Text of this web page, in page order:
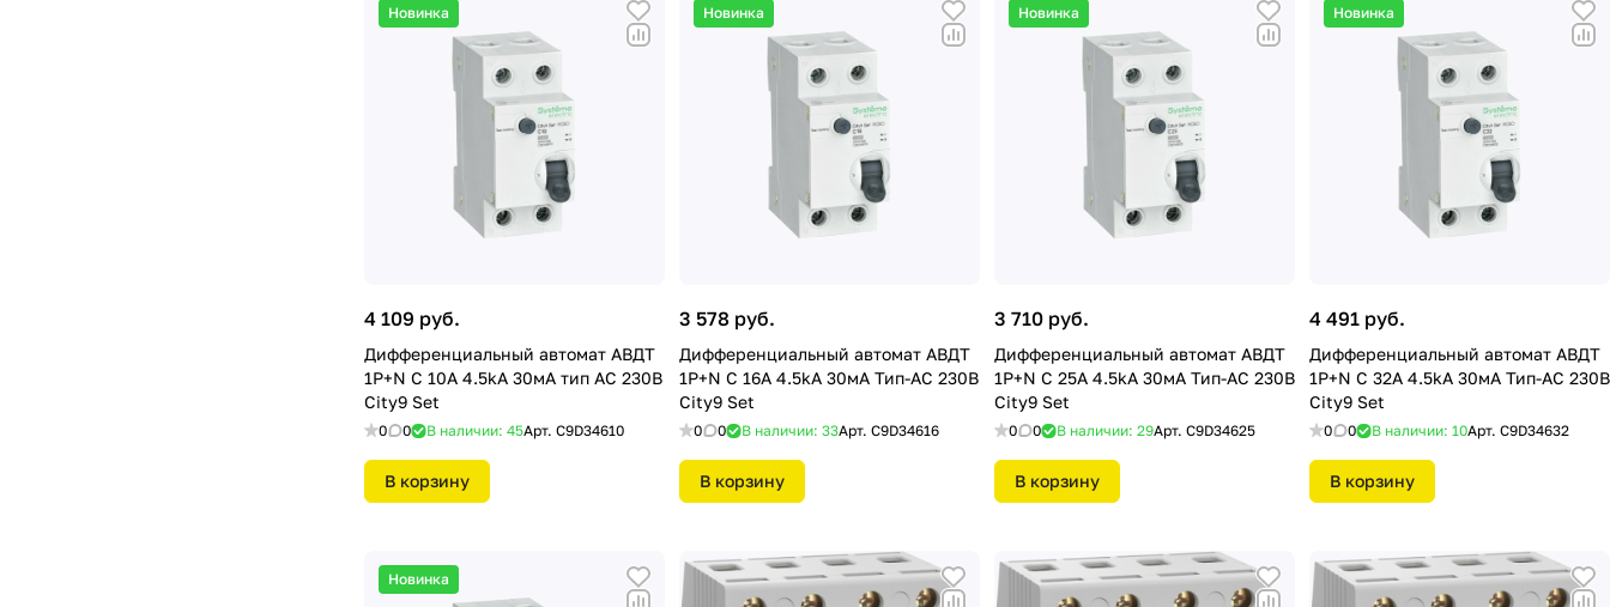
Новинка
4 109 руб.
Дифференциальный автомат АВДТ
1P+N С 10А 4.5kA 30мА тип AС 230В
City9 Set
0 0 В наличии: 45Арт. C9D34610
В корзину
Новинка
3 578 руб.
Дифференциальный автомат АВДТ
1P+N С 16А 4.5kA 30мА Тип-AС 230В
City9 Set
0 0 В наличии: 33Арт. C9D34616
В корзину
Новинка
3 710 руб.
Дифференциальный автомат АВДТ
1P+N С 25А 4.5kA 30мА Тип-AС 230В
City9 Set
0 0 В наличии: 29Арт. C9D34625
В корзину
Новинка
4 491 руб.
Дифференциальный автомат АВДТ
1P+N С 32А 4.5kA 30мА Тип-AС 230В
City9 Set
0 0 В наличии: 10Арт. C9D34632
В корзину
Новинка